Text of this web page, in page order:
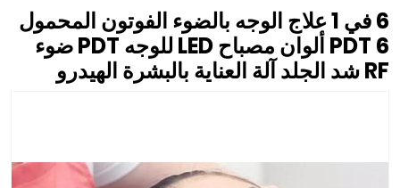
6 في 1 علاج الوجه بالضوء الفوتون المحمول
PDT 6 ألوان مصباح LED للوجه PDT ضوء
RF شد الجلد آلة العناية بالبشرة الهيدرو